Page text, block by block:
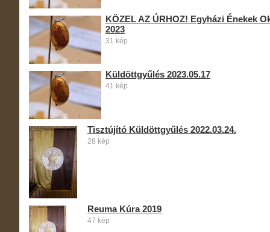
KÖZEL AZ ÚRHOZ! Egyházi Énekek
2023
31 kép
Küldöttgyűlés 2023.05.17
41 kép
Tisztújító Küldöttgyűlés 2022.03.24.
28 kép
Reuma Kúra 2019
47 kép